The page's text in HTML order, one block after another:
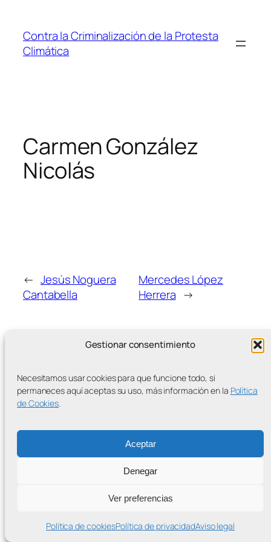
Gestionar consentimiento
Necesitamos usar cookies para que funcione todo, si
permaneces aquí aceptas su uso, más información en la Política
de Cookies.
Aceptar
Denegar
Ver preferencias
Política de cookiesPolítica de privacidadAviso legal
contenido
Contra la Criminalización de la Protesta
Climática
Carmen González
Nicolás
← Jesús Noguera
Cantabella
Mercedes López
Herrera →
MÁS ENTRADAS
Contra la Criminalización de la Protesta Climática
WordPress